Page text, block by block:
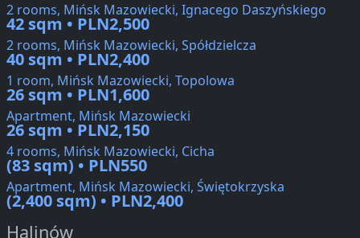
2 rooms, Mińsk Mazowiecki, Ignacego Daszyńskiego
42 sqm • PLN2,500
2 rooms, Mińsk Mazowiecki, Spółdzielcza
40 sqm • PLN2,400
1 room, Mińsk Mazowiecki, Topolowa
26 sqm • PLN1,600
Apartment, Mińsk Mazowiecki
26 sqm • PLN2,150
4 rooms, Mińsk Mazowiecki, Cicha
(83 sqm) • PLN550
Apartment, Mińsk Mazowiecki, Świętokrzyska
(2,400 sqm) • PLN2,400
Halinów